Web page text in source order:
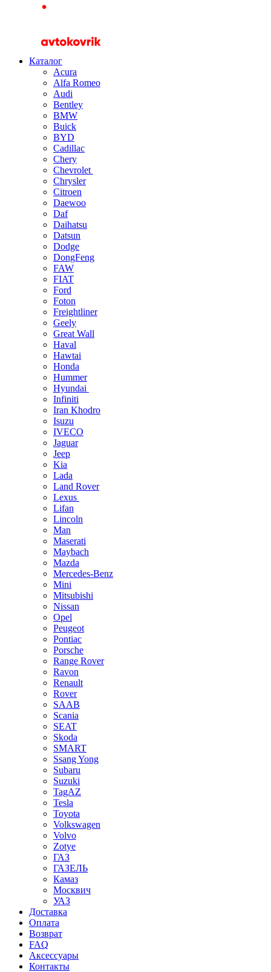
Каталог
Acura
Alfa Romeo
Audi
Bentley
BMW
Buick
BYD
Cadillac
Chery
Chevrolet
Chrysler
Citroen
Daewoo
Daf
Daihatsu
Datsun
Dodge
DongFeng
FAW
FIAT
Ford
Foton
Freightliner
Geely
Great Wall
Haval
Hawtai
Honda
Hummer
Hyundai
Infiniti
Iran Khodro
Isuzu
IVECO
Jaguar
Jeep
Kia
Lada
Land Rover
Lexus
Lifan
Lincoln
Man
Maserati
Maybach
Mazda
Mercedes-Benz
Mini
Mitsubishi
Nissan
Opel
Peugeot
Pontiac
Porsche
Range Rover
Ravon
Renault
Rover
SAAB
Scania
SEAT
Skoda
SMART
Ssang Yong
Subaru
Suzuki
TagAZ
Tesla
Toyota
Volkswagen
Volvo
Zotye
ГАЗ
ГАЗЕЛЬ
Камаз
Москвич
УАЗ
Доставка
Оплата
Возврат
FAQ
Аксессуары
Контакты